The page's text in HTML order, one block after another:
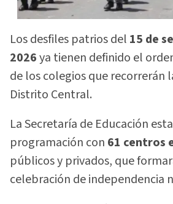
Los desfiles patrios del 15 de
2026ya tienen definido el
de los colegios que recorrerán
Distrito Central.
La Secretaría de Educación
programación con 61 centros
públicos y privados, que
celebración de independencia